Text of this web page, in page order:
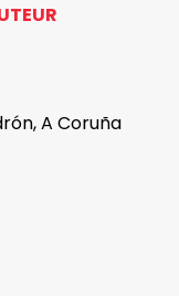
A Coruña